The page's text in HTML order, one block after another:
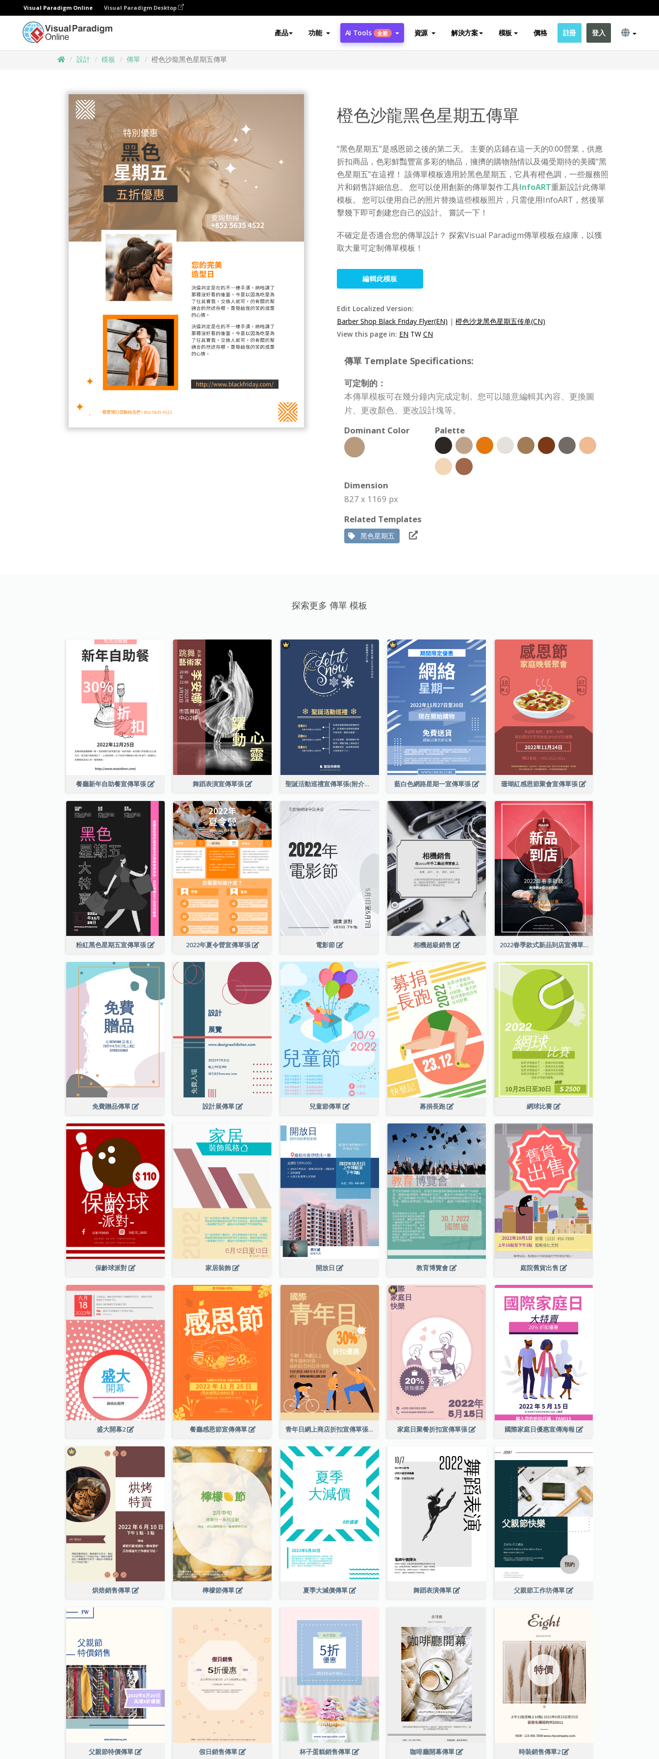
Visual Paradigm Online Visual Paradigm Desktop
產品 功能 AI Tools 全新 資源 解決方案 模板 價格 註冊 登入
設計 模板 傳單 橙色沙龍黑色星期五傳單
橙色沙龍黑色星期五傳單
“黑色星期五”是感恩節之後的第二天。 主要的店鋪在這一天的0:00營業，供應
折扣商品，色彩鮮豔豐富多彩的物品，擁擠的購物熱情以及備受期待的美國“黑
色星期五”在這裡！ 該傳單模板適用於黑色星期五，它具有橙色調，一些服務照
片和銷售詳細信息。 您可以使用創新的傳單製作工具InfoART重新設計此傳單
模板。 您可以使用自己的照片替換這些模板照片，只需使用InfoART，然後單
擊幾下即可創建您自己的設計。 嘗試一下！
不確定是否適合您的傳單設計？ 探索Visual Paradigm傳單模板在線庫，以獲
取大量可定制傳單模板！
編輯此模板
Edit Localized Version:
Barber Shop Black Friday Flyer(EN) | 橙色沙龙黑色星期五传单(CN)
View this page in: EN TW CN
傳單 Template Specifications:
可定制的：
本傳單模板可在幾分鐘內完成定制。您可以隨意編輯其內容、更換圖
片、更改顏色、更改設計塊等。
Dominant Color
Palette
Dimension
827 x 1169 px
Related Templates
黑色星期五
探索更多 傳單 模板
餐廳新年自助餐宣傳單張 舞蹈表演宣傳單張 聖誕活動巡禮宣傳單張(附介紹) 藍白色網路星期一宣傳單張 珊瑚紅感恩節聚會宣傳單張
粉紅黑色星期五宣傳單張 2022年夏令營宣傳單張 電影節 相機超級銷售 2022春季款式新品到店宣傳單張
免費贈品傳單 設計展傳單 兒童節傳單 募捐長跑 網球比賽
保齡球派對 家居裝飾 開放日 教育博覽會 庭院舊貨出售
盛大開幕2 餐廳感恩節宣傳傳單 青年日網上商店折扣宣傳單張 家庭日聚餐折扣宣傳單張 國際家庭日優惠宣傳海報
烘焙銷售傳單 檸檬節傳單 夏季大減價傳單 舞蹈表演傳單 父親節工作坊傳單
父親節特價傳單 假日銷售傳單 杯子蛋糕銷售傳單 咖啡廳開幕傳單 時裝銷售傳單2